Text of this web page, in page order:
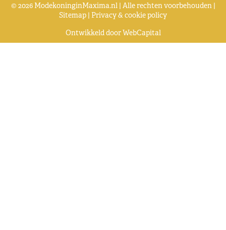
© 2026 ModekoninginMaxima.nl | Alle rechten voorbehouden |
Sitemap | Privacy & cookie policy
Ontwikkeld doorWebCapital